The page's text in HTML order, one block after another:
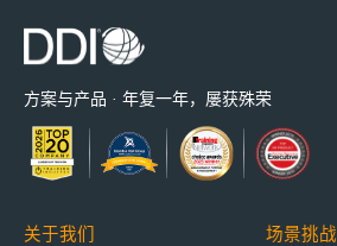
方案与产品 · 年复一年，屡获殊荣
关于我们 场景挑战